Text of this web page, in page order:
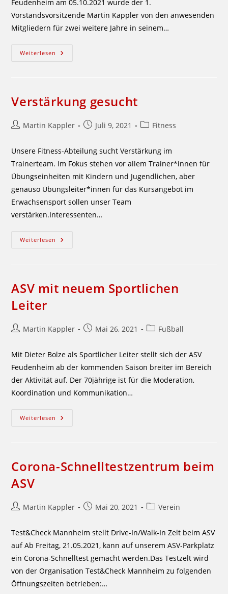
Feudenheim am 05.10.2021 wurde der 1.
Vorstandsvorsitzende Martin Kappler von den anwesenden
Mitgliedern für zwei weitere Jahre in seinem…
Weiterlesen Mitgliederversammlung
Verstärkung gesucht
Beitrags-
Martin Kappler
BeitragJuli 9, 2021
Beitrags-
Fitness
Unsere Fitness-Abteilung sucht Verstärkung im
Trainerteam. Im Fokus stehen vor allem Trainer*innen für
Übungseinheiten mit Kindern und Jugendlichen, aber
genauso Übungsleiter*innen für das Kursangebot im
Erwachsensport sollen unser Team
verstärken.Interessenten…
Weiterlesen Verstärkung
ASV mit neuem Sportlichen
Leiter
Beitrags-
Martin Kappler
BeitragMai 26, 2021
Beitrags-
Fußball
Mit Dieter Bolze als Sportlicher Leiter stellt sich der ASV
Feudenheim ab der kommenden Saison breiter im Bereich
der Aktivität auf. Der 70jährige ist für die Moderation,
Koordination und Kommunikation…
Weiterlesen ASV
Corona-Schnelltestzentrum beim
ASV
Beitrags-
Martin Kappler
BeitragMai 20, 2021
Beitrags-
Verein
Test&Check Mannheim stellt Drive-In/Walk-In Zelt beim ASV
auf Ab Freitag, 21.05.2021, kann auf unserem ASV-Parkplatz
ein Corona-Schnelltest gemacht werden.Das Testzelt wird
von der Organisation Test&Check Mannheim zu folgenden
Öffnungszeiten betrieben:…